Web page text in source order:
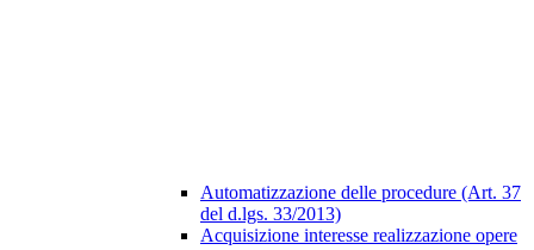
Automatizzazione delle procedure (Art. 37
del d.lgs. 33/2013)
Acquisizione interesse realizzazione opere